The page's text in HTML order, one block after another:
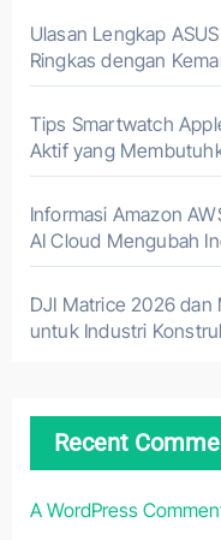
Ulasan Lengkap
Ringkas dengan
Tips Smartwatch
Aktif yang
Informasi Amazon
AI Cloud Mengubah
DJI Matrice 2026 dan
untuk Industri
Recent
A WordPress